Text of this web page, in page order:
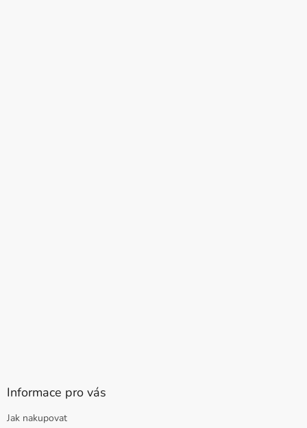
Informace pro vás
Jak nakupovat